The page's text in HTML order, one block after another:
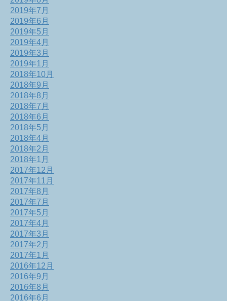
2019年7月
2019年6月
2019年5月
2019年4月
2019年3月
2019年1月
2018年10月
2018年9月
2018年8月
2018年7月
2018年6月
2018年5月
2018年4月
2018年2月
2018年1月
2017年12月
2017年11月
2017年8月
2017年7月
2017年5月
2017年4月
2017年3月
2017年2月
2017年1月
2016年12月
2016年9月
2016年8月
2016年6月